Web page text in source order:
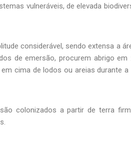
vulneráveis, de elevada
considerável, sendo extensa a
de emersão, procurem abrigo em
cima de lodos ou areias durante a
colonizados a partir de terra